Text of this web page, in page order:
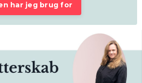
har jeg brug for